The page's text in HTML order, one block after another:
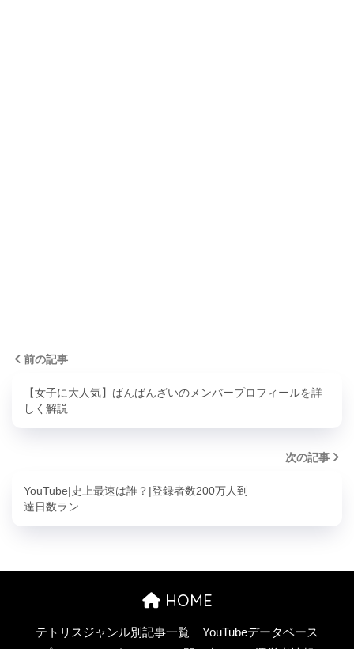
前の記事
【女子に大人気】ばんばんざいのメンバープロフィールを詳
しく解説
次の記事
YouTube|史上最速は誰？|登録者数200万人到
達日数ラン…
HOME
テトリスジャンル別記事一覧
YouTubeデータベース